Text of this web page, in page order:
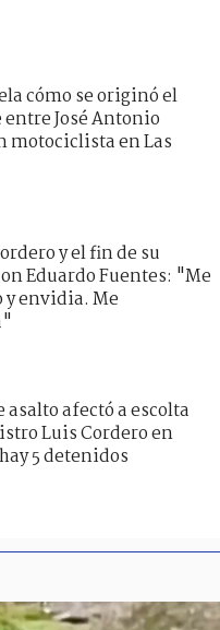
cómo se originó el
José Antonio
motociclista en Las
y el fin de su
Eduardo Fuentes: "Me
envidia. Me
afectó a escolta
Luis Cordero en
5 detenidos